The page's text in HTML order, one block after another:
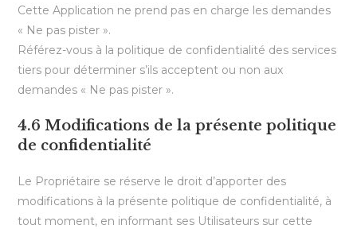
Cette Application ne prend pas en charge les demandes
« Ne pas pister ».
Référez-vous à la politique de confidentialité des services
tiers pour déterminer s’ils acceptent ou non aux
demandes « Ne pas pister ».
4.6 Modifications de la présente politique
de confidentialité
Le Propriétaire se réserve le droit d’apporter des
modifications à la présente politique de confidentialité, à
tout moment, en informant ses Utilisateurs sur cette